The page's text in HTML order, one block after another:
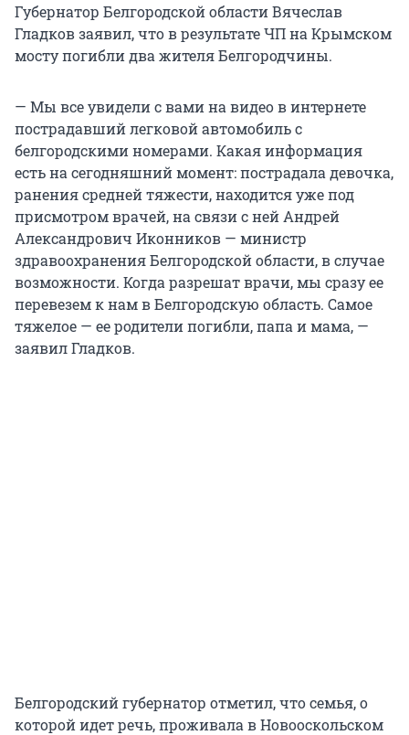
Губернатор Белгородской области Вячеслав
Гладков заявил, что в результате ЧП на Крымском
мосту погибли два жителя Белгородчины.
— Мы все увидели с вами на видео в интернете
пострадавший легковой автомобиль с
белгородскими номерами. Какая информация
есть на сегодняшний момент: пострадала девочка,
ранения средней тяжести, находится уже под
присмотром врачей, на связи с ней Андрей
Александрович Иконников — министр
здравоохранения Белгородской области, в случае
возможности. Когда разрешат врачи, мы сразу ее
перевезем к нам в Белгородскую область. Самое
тяжелое — ее родители погибли, папа и мама, —
заявил Гладков.
Белгородский губернатор отметил, что семья, о
которой идет речь, проживала в Новооскольском